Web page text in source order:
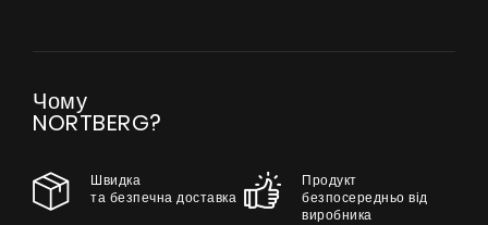
Чому
NORTBERG?
Швидка
та безпечна доставка
Продукт
безпосередньо від
виробника